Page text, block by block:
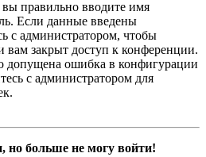
вы правильно вводите имя
Если данные введены
с администратором, чтобы
вам закрыт доступ к конференции.
допущена ошибка в конфигурации
с администратором для
но больше не могу войти!